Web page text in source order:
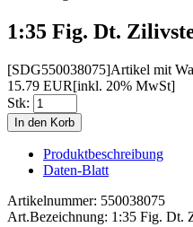
1:35 Fig. Dt.
[SDG550038075]Artikel mit
15.79 EUR[inkl. 20% MwSt]
Stk:
Produktbeschreibung
Daten-Blatt
Artikelnummer: 550038075
Art.Bezeichnung: 1:35 Fig. Dt.